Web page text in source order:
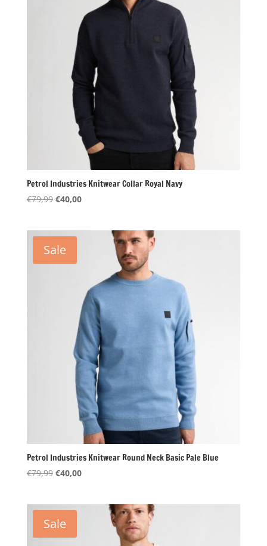
Petrol Industries Knitwear Collar Royal Navy
€79,99 Oorspronkelijke
€79,99.
€40,00Huidige
Sale
Petrol Industries Knitwear Round Neck Basic Pale Blue
€79,99 Oorspronkelijke
€79,99.
€40,00Huidige
€40,00.
Sale